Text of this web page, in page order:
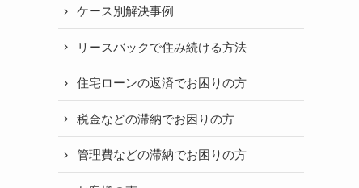
ケース別解決事例
リースバックで住み続ける方法
住宅ローンの返済でお困りの方
税金などの滞納でお困りの方
管理費などの滞納でお困りの方